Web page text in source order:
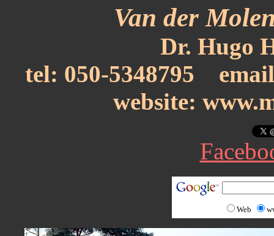
Van der
Dr. Hugo
tel: 050-5348795
website:
Web